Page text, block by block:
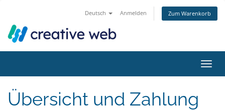
Deutsch Anmelden Zum Warenkorb
Übersicht und Zahlung